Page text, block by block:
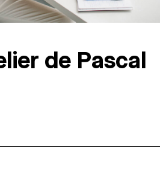
de Pascal